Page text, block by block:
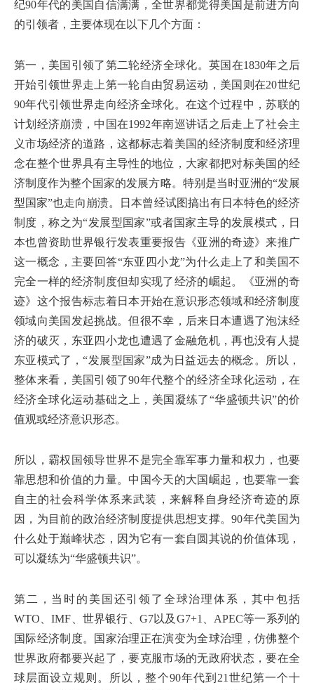
纪90年代的美国自信满满，全世界都觉得美国是前进方向
的引领者，主要体现在以下几个方面：
第一，美国引领了第二轮经济全球化。英国在1830年之后
开始引领世界走上第一轮自由贸易运动，美国则在20世纪
90年代引领世界走向经济全球化。在这个过程中，苏联的
计划经济崩溃，中国在1992年南巡讲话之后走上了社会主
义市场经济的道路，这都标志着美国的经济制度和经济理
念在整个世界具有主导性的地位，大家都把对标美国的经
济制度作为整个国家的发展方略。特别是当时亚洲的“发展
型国家”也走向崩溃。日本曾经试图搞出有日本特色的经济
制度，称之为“发展型国家”或者国家主导的发展模式，日
本也曾资助世界银行发表重要报告《亚洲的奇迹》来推广
这一概念，主要回答“东亚四小龙”为什么走上了和美国不
完全一样的经济制度但却实现了经济的崛起。《亚洲的奇
迹》这个报告标志着日本开始在意识形态领域和经济制度
领域向美国发起挑战。但很不幸，后来日本遭遇了泡沫经
济的破灭，东亚四小龙也遭遇了金融危机，再也没有人提
东亚模式了，“发展型国家”成为日益远去的概念。所以，
整体来看，美国引领了90年代整个的经济全球化运动，在
经济全球化运动基础之上，美国凝练了“华盛顿共识”的价
值观或经济意识形态。
所以，霸权国领导世界不是完全靠军事力量和权力，也要
靠思想和价值的力量。中国今天的大国崛起，也要靠一套
自主的社会科学体系来武装，来解释自身经济奇迹的原
因，为目前的政治经济制度提供思想支撑。90年代美国为
什么处于巅峰状态，因为它有一套自圆其说的价值体现，
可以凝练为“华盛顿共识”。
第二，当时的美国还引领了全球治理体系，其中包括
WTO、IMF、世界银行、G7以及G7+1、APEC等一系列的
国际经济制度。国家治理正在演变为全球治理，仿佛整个
世界政府都要兴起了，要克服市场的无政府状态，要在全
球层面设立规则。所以，整个90年代到21世纪第一个十